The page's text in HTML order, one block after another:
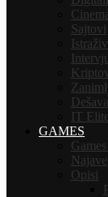
Sajtovi
IT
GAMES
Najave
Opisi